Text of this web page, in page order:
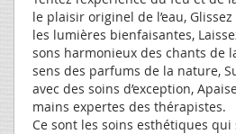
le plaisir originel de l’eau,
les lumières bienfaisantes,
sons harmonieux des chants de
sens des parfums de la nature,
avec des soins d’exception,
mains expertes des thérapistes.
Ce sont les soins esthétiques qui